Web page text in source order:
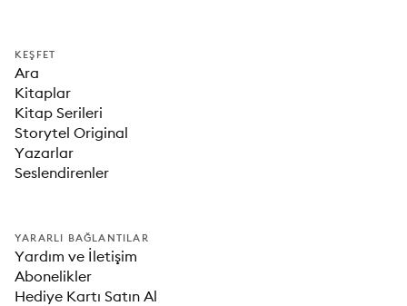
KEŞFET
Ara
Kitaplar
Kitap Serileri
Storytel Original
Yazarlar
Seslendirenler
YARARLI BAĞLANTILAR
Yardım ve İletişim
Abonelikler
Hediye Kartı Satın Al